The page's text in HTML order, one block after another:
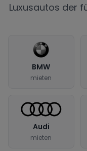
Luxusautos der
BMW
mieten
Audi
mieten